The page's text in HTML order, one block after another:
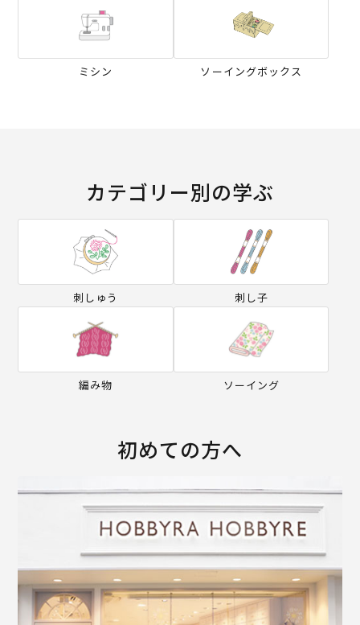
ミシン ソーイングボックス
カテゴリー別の学ぶ
刺しゅう 刺し子
編み物 ソーイング
初めての方へ